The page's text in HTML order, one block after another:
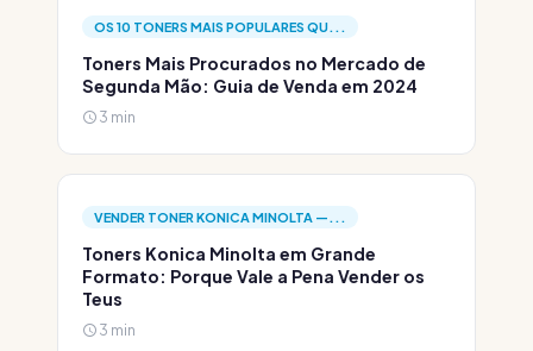
OS 10 TONERS MAIS POPULARES QU...
Toners Mais Procurados no Mercado de
Segunda Mão: Guia de Venda em 2024
3 min
VENDER TONER KONICA MINOLTA —...
Toners Konica Minolta em Grande
Formato: Porque Vale a Pena Vender os
Teus
3 min